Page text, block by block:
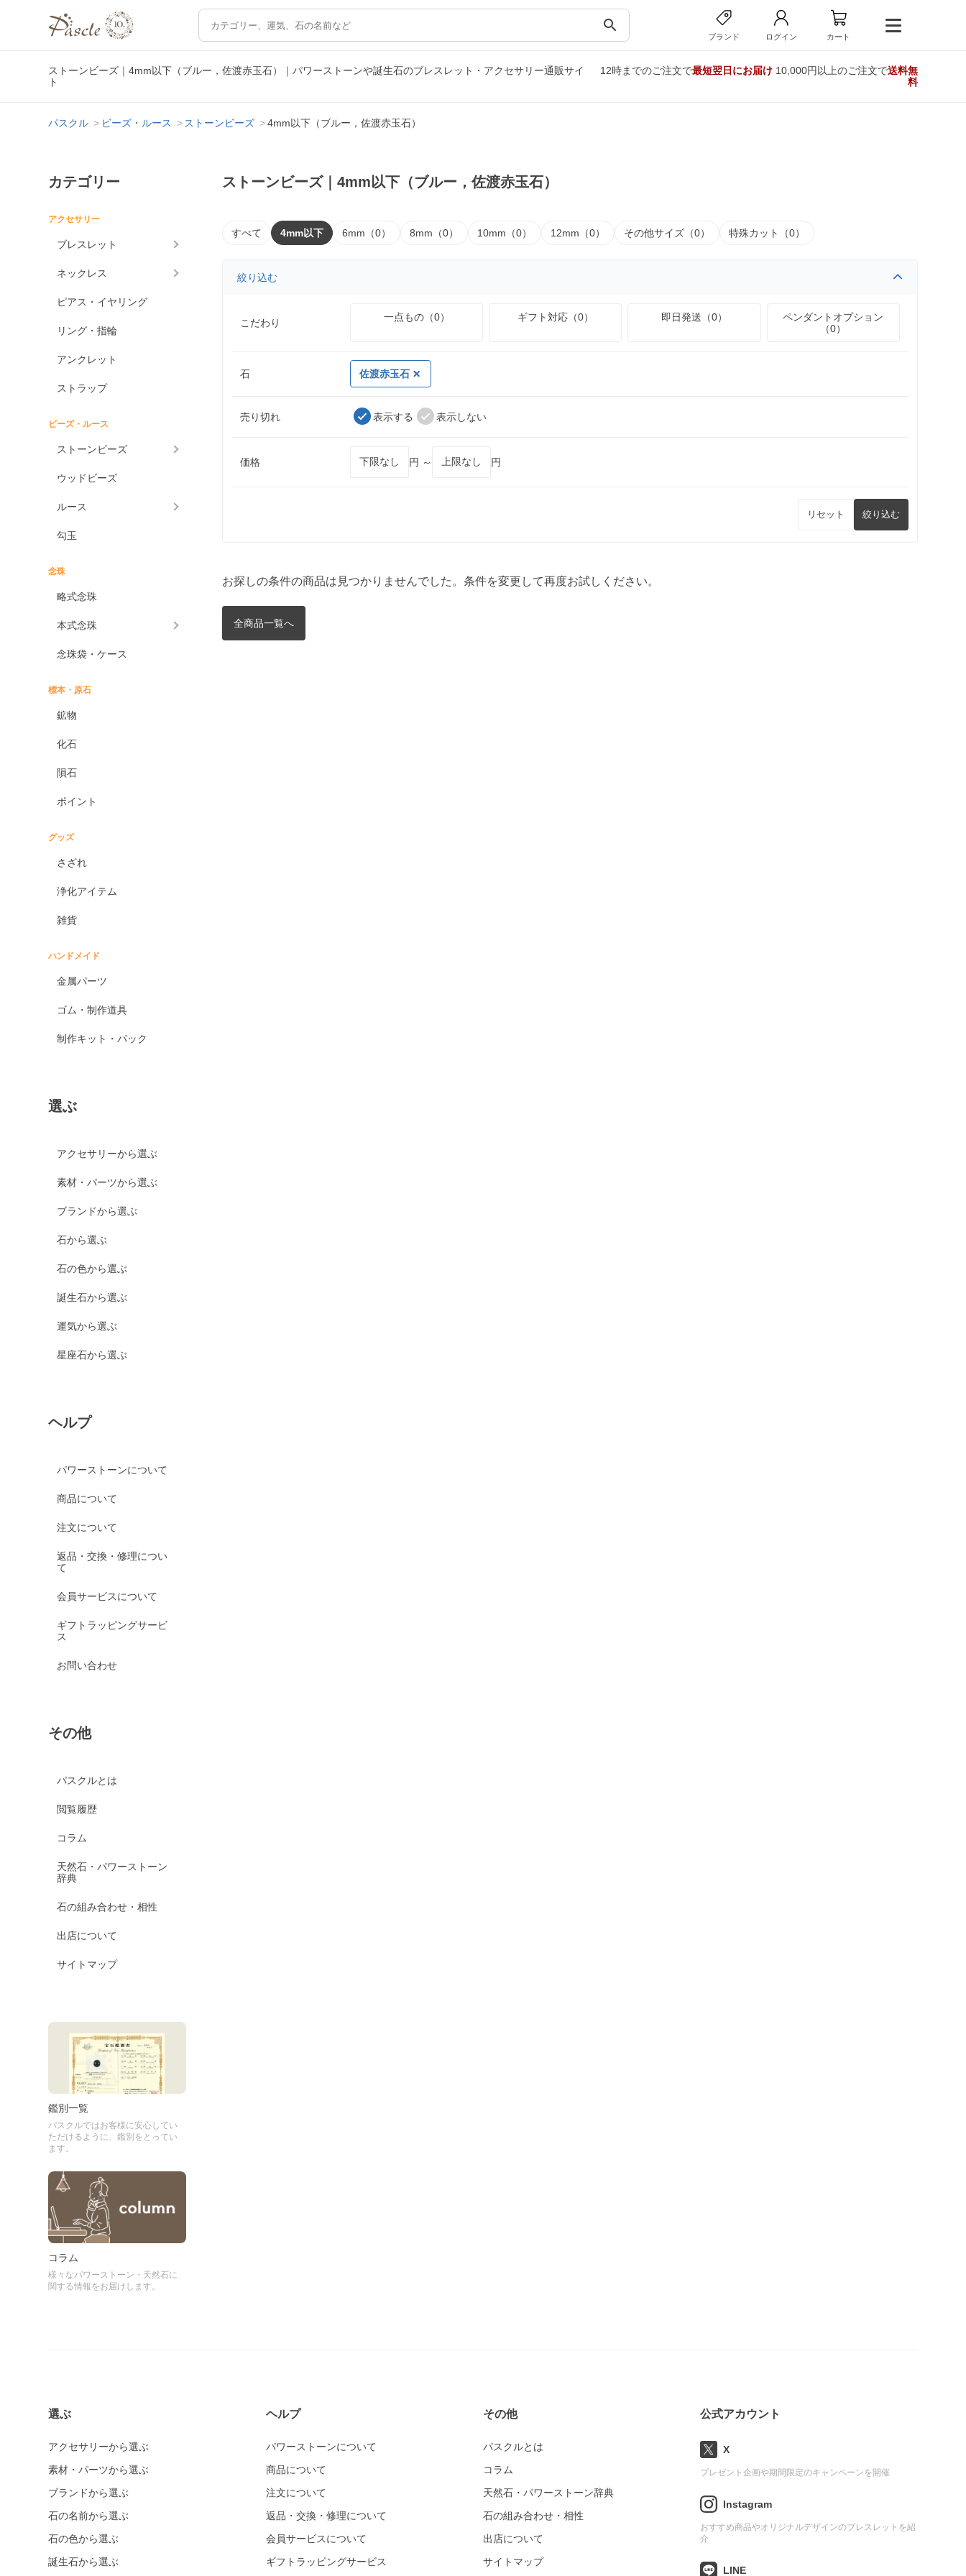
search
ブランド ログイン カート
ストーンビーズ｜4mm以下（ブルー，佐渡赤玉石）｜パワーストーンや誕生石のブレスレット・アクセサリー通販サイ
ト
12時までのご注文で最短翌日にお届け10,000円以上のご注文で送料無
料
パスクル ビーズ・ルース ストーンビーズ 4mm以下（ブルー，佐渡赤玉石）
カテゴリー
アクセサリー
ブレスレット
ネックレス
ピアス・イヤリング
リング・指輪
アンクレット
ストラップ
ビーズ・ルース
ストーンビーズ
ウッドビーズ
ルース
勾玉
念珠
略式念珠
本式念珠
念珠袋・ケース
標本・原石
鉱物
化石
隕石
ポイント
グッズ
さざれ
浄化アイテム
雑貨
ハンドメイド
金属パーツ
ゴム・制作道具
制作キット・パック
選ぶ
アクセサリーから選ぶ
素材・パーツから選ぶ
ブランドから選ぶ
石から選ぶ
石の色から選ぶ
誕生石から選ぶ
運気から選ぶ
星座石から選ぶ
ヘルプ
パワーストーンについて
商品について
注文について
返品・交換・修理につい
て
会員サービスについて
ギフトラッピングサービ
ス
お問い合わせ
その他
パスクルとは
閲覧履歴
コラム
天然石・パワーストーン
辞典
石の組み合わせ・相性
出店について
サイトマップ
鑑別一覧
パスクルではお客様に安心してい
ただけるように、鑑別をとってい
ます。
コラム
様々なパワーストーン・天然石に
関する情報をお届けします。
ストーンビーズ｜4mm以下（ブルー，佐渡赤玉石）
すべて 4mm以下 6mm（0） 8mm（0） 10mm（0） 12mm（0） その他サイズ（0） 特殊カット（0）
絞り込む
こだわり 一点もの（0） ギフト対応（0） 即日発送（0）
ペンダントオプション
（0）
石 佐渡赤玉石
売り切れ 表示する 表示しない
価格 円 ～ 円
リセット 絞り込む
お探しの条件の商品は見つかりませんでした。条件を変更して再度お試しください。
全商品一覧へ
選ぶ
アクセサリーから選ぶ
素材・パーツから選ぶ
ブランドから選ぶ
石の名前から選ぶ
石の色から選ぶ
誕生石から選ぶ
ヘルプ
パワーストーンについて
商品について
注文について
返品・交換・修理について
会員サービスについて
ギフトラッピングサービス
その他
パスクルとは
コラム
天然石・パワーストーン辞典
石の組み合わせ・相性
出店について
サイトマップ
公式アカウント
X
プレゼント企画や期間限定のキャンペーンを開催
Instagram
おすすめ商品やオリジナルデザインのブレスレットを紹
介
LINE